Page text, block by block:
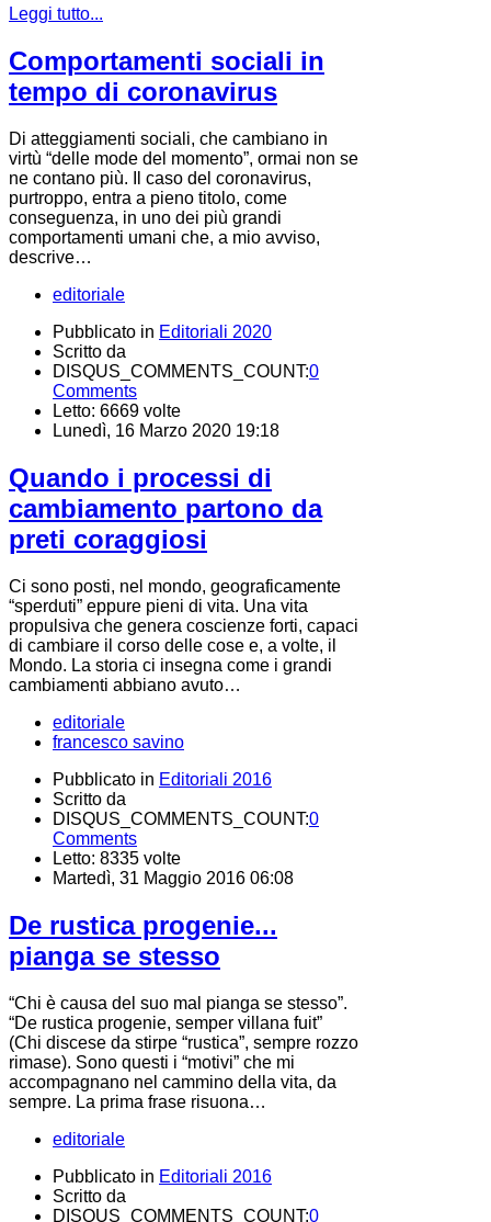
Leggi tutto...
Comportamenti sociali in
tempo di coronavirus
Di atteggiamenti sociali, che cambiano in
virtù “delle mode del momento”, ormai non se
ne contano più. Il caso del coronavirus,
purtroppo, entra a pieno titolo, come
conseguenza, in uno dei più grandi
comportamenti umani che, a mio avviso,
descrive…
editoriale
Pubblicato in Editoriali 2020
Scritto da
DISQUS_COMMENTS_COUNT:0
Comments
Letto: 6669 volte
Lunedì, 16 Marzo 2020 19:18
Quando i processi di
cambiamento partono da
preti coraggiosi
Ci sono posti, nel mondo, geograficamente
“sperduti” eppure pieni di vita. Una vita
propulsiva che genera coscienze forti, capaci
di cambiare il corso delle cose e, a volte, il
Mondo. La storia ci insegna come i grandi
cambiamenti abbiano avuto…
editoriale
francesco savino
Pubblicato in Editoriali 2016
Scritto da
DISQUS_COMMENTS_COUNT:0
Comments
Letto: 8335 volte
Martedì, 31 Maggio 2016 06:08
De rustica progenie...
pianga se stesso
“Chi è causa del suo mal pianga se stesso”.
“De rustica progenie, semper villana fuit”
(Chi discese da stirpe “rustica”, sempre rozzo
rimase). Sono questi i “motivi” che mi
accompagnano nel cammino della vita, da
sempre. La prima frase risuona…
editoriale
Pubblicato in Editoriali 2016
Scritto da
DISQUS_COMMENTS_COUNT:0